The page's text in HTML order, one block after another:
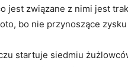
jest związane z nimi jest
bo nie przynoszące zysku
startuje siedmiu